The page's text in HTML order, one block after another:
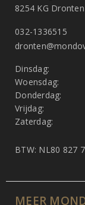
8254 KG Dronten
032-1336515
Dinsdag:
Woensdag:
Donderdag:
Vrijdag:
Zaterdag:
BTW: NL80 827
MEER